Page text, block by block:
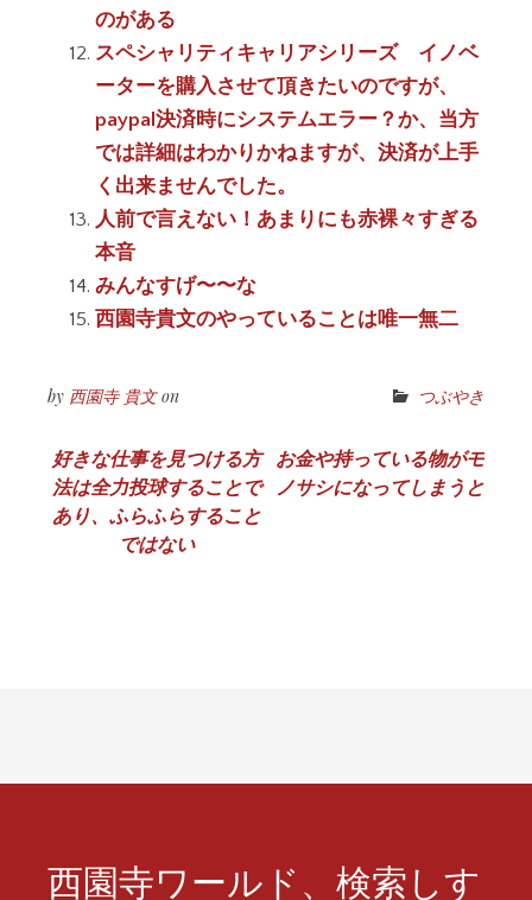
のがある
スペシャリティキャリアシリーズ イノベ
ーターを購入させて頂きたいのですが、
paypal決済時にシステムエラー？か、当方
では詳細はわかりかねますが、決済が上手
く出来ませんでした。
人前で言えない！あまりにも赤裸々すぎる
本音
みんなすげ〜〜な
西園寺貴文のやっていることは唯一無二
by 西園寺 貴文on つぶやき
投
稿
好きな仕事を見つける方
法は全力投球することで
あり、ふらふらすること
ではない
お金や持っている物がモ
ノサシになってしまうと
西園寺ワールド、検索しす